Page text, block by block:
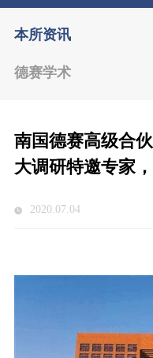
本所资讯
德赛学术
南国德赛高级合
大调研特邀专家
2020.07.04